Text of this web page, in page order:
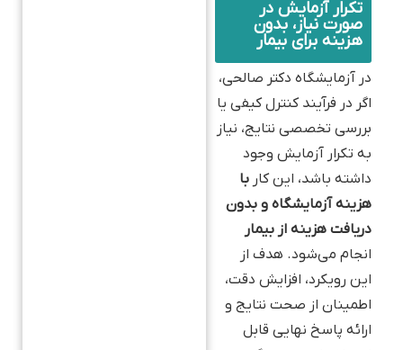
تکرار آزمایش در
صورت نیاز، بدون
هزینه برای بیمار
در آزمایشگاه دکتر صالحی،
اگر در فرآیند کنترل کیفی یا
بررسی تخصصی نتایج، نیاز
به تکرار آزمایش وجود
داشته باشد، این کار با
هزینه آزمایشگاه و بدون
دریافت هزینه از بیمار
انجام می‌شود. هدف از
این رویکرد، افزایش دقت،
اطمینان از صحت نتایج و
ارائه پاسخ نهایی قابل